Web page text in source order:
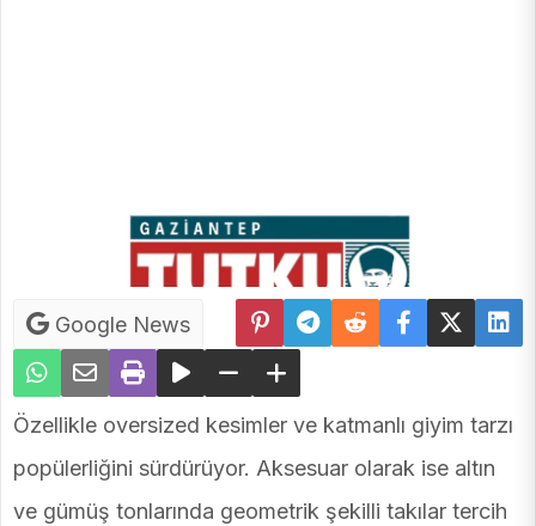
Google News
Özellikle oversized kesimler ve katmanlı giyim tarzı
popülerliğini sürdürüyor. Aksesuar olarak ise altın
ve gümüş tonlarında geometrik şekilli takılar tercih